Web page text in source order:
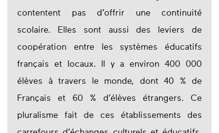
contentent pas d’offrir une continuité
scolaire. Elles sont aussi des leviers de
coopération entre les systèmes éducatifs
français et locaux. Il y a environ 400 000
élèves à travers le monde, dont 40 % de
Français et 60 % d’élèves étrangers. Ce
pluralisme fait de ces établissements des